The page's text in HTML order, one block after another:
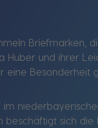
Briefmarken,
Huber und ihrer
eine Besonderheit
im
beschäftigt sich die